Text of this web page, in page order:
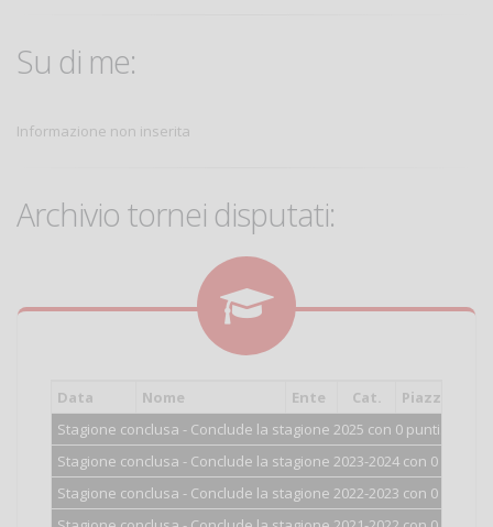
Su di me:
Informazione non inserita
Archivio tornei disputati:
Data Nome Ente Cat.
Stagione conclusa - Conclude la stagione 2025 con 0 punti.
Stagione conclusa - Conclude la stagione 2023-2024 con 0 punti.
Stagione conclusa - Conclude la stagione 2022-2023 con 0 punti.